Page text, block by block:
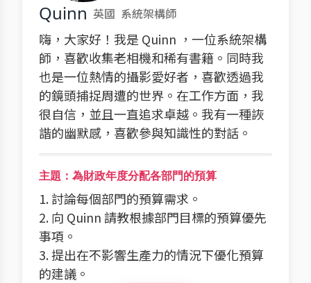
Quinn 英國 系統架構師
嗨，大家好！我是 Quinn ，一位系統架構
師，喜歡收集老相機和稀有書籍。同時我
也是一位熱情的攝影愛好者，喜歡透過我
的鏡頭捕捉周遭的世界。在工作方面，我
很自信，並且一直追求卓越。我有一種詼
諧的幽默感，喜歡參與知識性的對話。
主題：為財政年度分配各部門的預算
1. 討論每個部門的預算需求。
2. 向 Quinn 請教根據部門目標的預算優先
事項。
3. 提出在不影響生產力的情況下優化預算
的建議。